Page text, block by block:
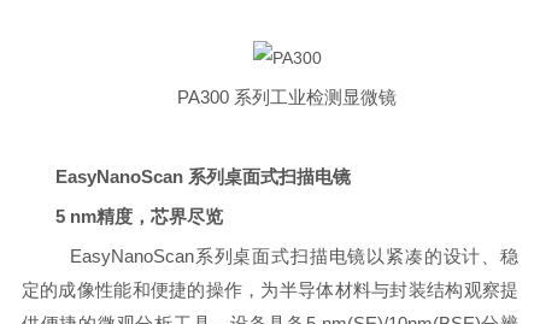
PA300 系列工业检测显微镜
EasyNanoScan 系列桌面式扫描电镜
5 nm精度，芯界尽览
EasyNanoScan系列桌面式扫描电镜以紧凑的设计、稳
定的成像性能和便捷的操作，为半导体材料与封装结构观察提